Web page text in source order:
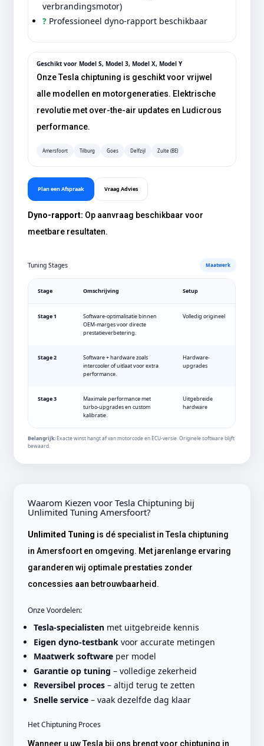
verbrandingsmotor)
? Professioneel dyno-rapport beschikbaar
Geschikt voor Model S, Model 3, Model X, Model Y
Onze Tesla chiptuning is geschikt voor vrijwel
alle modellen en motorgeneraties. Elektrische
revolutie met over-the-air updates en Ludicrous
performance.
Amersfoort Tilburg Goes Delfzijl Zulte (BE)
Plan een Afspraak Vraag Advies
Dyno-rapport: Op aanvraag beschikbaar voor
meetbare resultaten.
Tuning Stages Maatwerk
Stage Omschrijving Setup
Stage 1
Software-optimalisatie binnen
OEM-marges voor directe
prestatieverbetering.
Volledig origineel
Stage 2
Software + hardware zoals
intercooler of uitlaat voor extra
performance.
Hardware-
upgrades
Stage 3
Maximale performance met
turbo-upgrades en custom
kalibratie.
Uitgebreide
hardware
Belangrijk: Exacte winst hangt af van motorcode en ECU-versie. Originele software blijft
bewaard.
Waarom Kiezen voor Tesla Chiptuning bij
Unlimited Tuning Amersfoort?
Unlimited Tuning is dé specialist in Tesla chiptuning
in Amersfoort en omgeving. Met jarenlange ervaring
garanderen wij optimale prestaties zonder
concessies aan betrouwbaarheid.
Onze Voordelen:
Tesla-specialisten met uitgebreide kennis
Eigen dyno-testbank voor accurate metingen
Maatwerk software per model
Garantie op tuning – volledige zekerheid
Reversibel proces – altijd terug te zetten
Snelle service – vaak dezelfde dag klaar
Het Chiptuning Proces
Wanneer u uw Tesla bij ons brengt voor chiptuning in